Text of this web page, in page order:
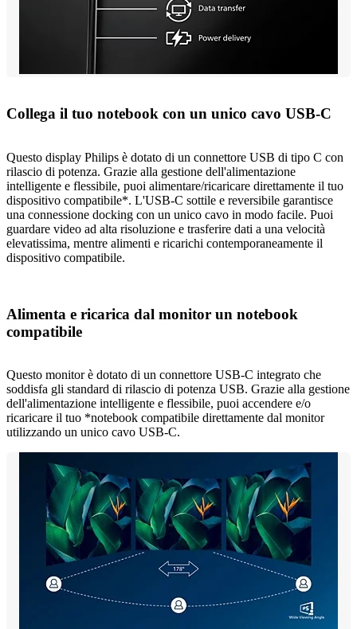
Collega il tuo notebook con un unico cavo USB-C
Questo display Philips è dotato di un connettore USB di tipo C con
rilascio di potenza. Grazie alla gestione dell'alimentazione
intelligente e flessibile, puoi alimentare/ricaricare direttamente il tuo
dispositivo compatibile*. L'USB-C sottile e reversibile garantisce
una connessione docking con un unico cavo in modo facile. Puoi
guardare video ad alta risoluzione e trasferire dati a una velocità
elevatissima, mentre alimenti e ricarichi contemporaneamente il
dispositivo compatibile.
Alimenta e ricarica dal monitor un notebook
compatibile
Questo monitor è dotato di un connettore USB-C integrato che
soddisfa gli standard di rilascio di potenza USB. Grazie alla gestione
dell'alimentazione intelligente e flessibile, puoi accendere e/o
ricaricare il tuo *notebook compatibile direttamente dal monitor
utilizzando un unico cavo USB-C.